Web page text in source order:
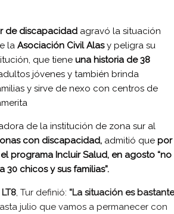
de discapacidad agravó la situación
la Asociación Civil Alasy peligra su
que tiene una historia de 38
jóvenes y también brinda
y sirve de nexo con centros de
de la institución de zona sur al
con discapacidad, admitió que por
programa Incluir Salud, en agosto “no
chicos y sus familias”.
LT8, Tur definió: “La situación es bastante
julio que vamos a permanecer con